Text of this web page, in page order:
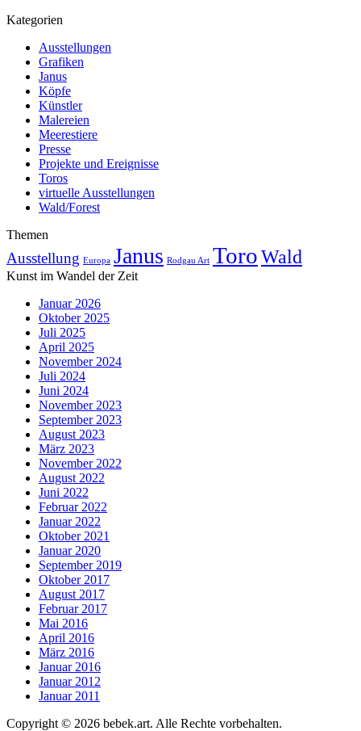
Kategorien
Ausstellungen
Grafiken
Janus
Köpfe
Künstler
Malereien
Meerestiere
Presse
Projekte und Ereignisse
Toros
virtuelle Ausstellungen
Wald/Forest
Themen
Ausstellung Europa Janus Rodgau Art ToroWald
Kunst im Wandel der Zeit
Januar 2026
Oktober 2025
Juli 2025
April 2025
November 2024
Juli 2024
Juni 2024
November 2023
September 2023
August 2023
März 2023
November 2022
August 2022
Juni 2022
Februar 2022
Januar 2022
Oktober 2021
Januar 2020
September 2019
Oktober 2017
August 2017
Februar 2017
Mai 2016
April 2016
März 2016
Januar 2016
Januar 2012
Januar 2011
Copyright © 2026 bebek.art. Alle Rechte vorbehalten.